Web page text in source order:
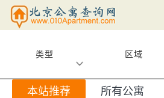
类型 区域
本站推荐 所有公寓